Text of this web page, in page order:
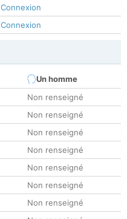
Connexion
Connexion
Un homme
Non renseigné
Non renseigné
Non renseigné
Non renseigné
Non renseigné
Non renseigné
Non renseigné